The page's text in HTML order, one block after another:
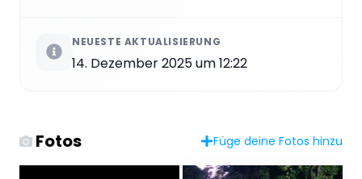
NEUESTE AKTUALISIERUNG
14. Dezember 2025 um 12:22
Fotos Füge deine Fotos hinzu